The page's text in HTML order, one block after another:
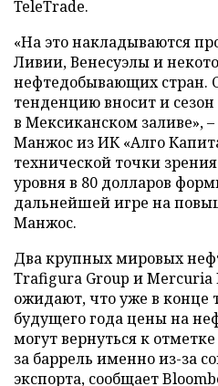
TeleTrade.
«На это накладываются
Ливии, Венесуэлы и
нефтедобывающих стран.
тенденцию вносит и
в Мексиканском заливе»,
Манжос из ИК «Алго
технической точки
уровня в 80 долларов
дальнейшей игре на
Манжос.
Два крупных мировых
Trafigura Group и Mercuria
ожидают, что уже в конце
будущего года цены на
могут вернуться к
за баррель именно из-за
экспорта, сообщает